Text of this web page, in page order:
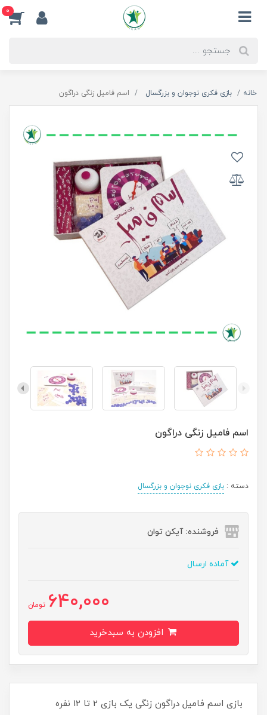
0
خانه بازی فکری نوجوان و بزرگسال اسم فامیل زنگی دراگون
اسم فامیل زنگی دراگون
دسته : بازی فکری نوجوان و بزرگسال
فروشنده: آیکن توان
آماده ارسال
640,000 تومان
بازی اسم فامیل دراگون زنگی یک بازی 2 تا 12 نفره